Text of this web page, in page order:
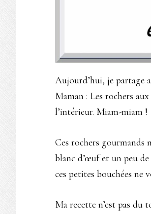
Aujourd’hui, je partage
Maman : Les rochers
l’intérieur. Miam-miam !
Ces rochers gourmands
blanc d’œuf et un peu
ces petites bouchées ne
Ma recette n’est pas